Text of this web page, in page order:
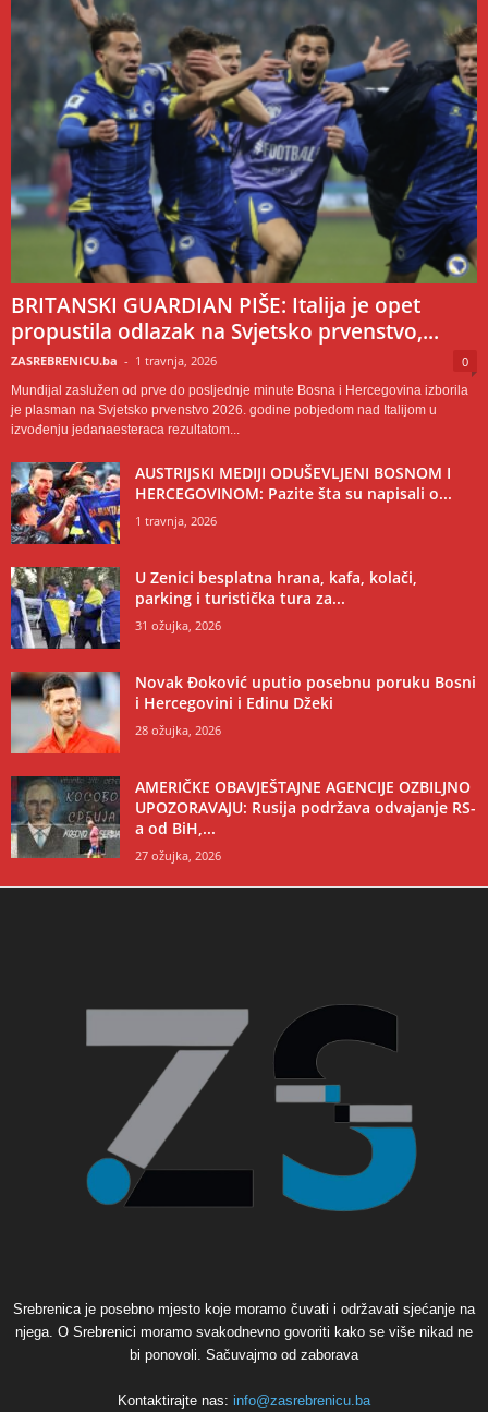
BRITANSKI GUARDIAN PIŠE: Italija je opet
propustila odlazak na Svjetsko prvenstvo,...
ZASREBRENICU.ba - 1 travnja, 2026 0
Mundijal zaslužen od prve do posljednje minute Bosna i Hercegovina izborila
je plasman na Svjetsko prvenstvo 2026. godine pobjedom nad Italijom u
izvođenju jedanaesteraca rezultatom...
AUSTRIJSKI MEDIJI ODUŠEVLJENI BOSNOM I
HERCEGOVINOM: Pazite šta su napisali o...
1 travnja, 2026
U Zenici besplatna hrana, kafa, kolači,
parking i turistička tura za...
31 ožujka, 2026
Novak Đoković uputio posebnu poruku Bosni
i Hercegovini i Edinu Džeki
28 ožujka, 2026
AMERIČKE OBAVJEŠTAJNE AGENCIJE OZBILJNO
UPOZORAVAJU: Rusija podržava odvajanje RS-
a od BiH,...
27 ožujka, 2026
Srebrenica je posebno mjesto koje moramo čuvati i održavati sjećanje na
njega. O Srebrenici moramo svakodnevno govoriti kako se više nikad ne
bi ponovoli. Sačuvajmo od zaborava
Kontaktirajte nas: info@zasrebrenicu.ba